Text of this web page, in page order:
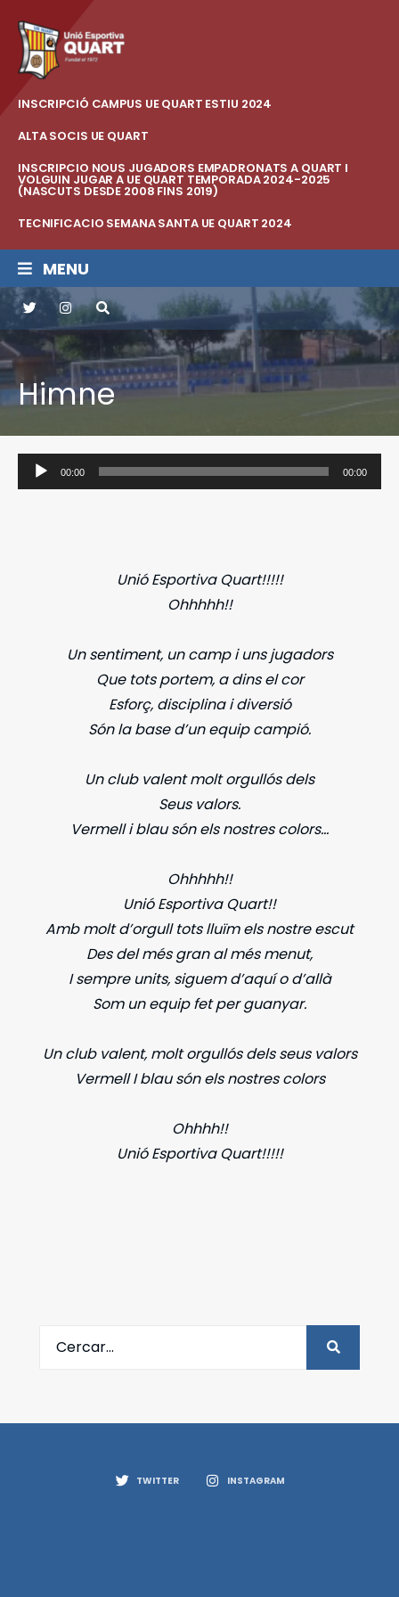
INSCRIPCIÓ CAMPUS UE QUART ESTIU 2024
ALTA SOCIS UE QUART
INSCRIPCIO NOUS JUGADORS EMPADRONATS A QUART I
VOLGUIN JUGAR A UE QUART TEMPORADA 2024-2025
(NASCUTS DESDE 2008 FINS 2019)
TECNIFICACIO SEMANA SANTA UE QUART 2024
MENU
Himne
Reproductor
d'àudio
00:00 00:00
Unió Esportiva Quart!!!!!
Ohhhhh!!
Un sentiment, un camp i uns jugadors
Que tots portem, a dins el cor
Esforç, disciplina i diversió
Són la base d’un equip campió.
Un club valent molt orgullós dels
Seus valors.
Vermell i blau són els nostres colors…
Ohhhhh!!
Unió Esportiva Quart!!
Amb molt d’orgull tots lluïm els nostre escut
Des del més gran al més menut,
I sempre units, siguem d’aquí o d’allà
Som un equip fet per guanyar.
Un club valent, molt orgullós dels seus valors
Vermell I blau són els nostres colors
Ohhhh!!
Unió Esportiva Quart!!!!!
TWITTER INSTAGRAM